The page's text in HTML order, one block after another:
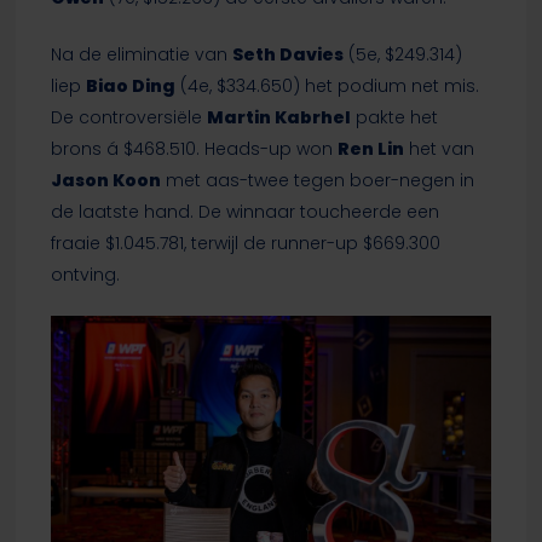
Na de eliminatie van Seth Davies(5e, $249.314)
liep Biao Ding (4e, $334.650) het podium net mis.
De controversiële Martin Kabrhel pakte het
brons á $468.510. Heads-up won Ren Lin het van
Jason Koon met aas-twee tegen boer-negen in
de laatste hand. De winnaar toucheerde een
fraaie $1.045.781, terwijl de runner-up $669.300
ontving.